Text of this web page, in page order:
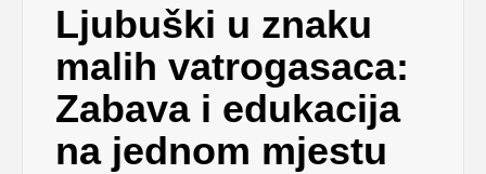
Ljubuški u znaku
malih vatrogasaca:
Zabava i edukacija
na jednom mjestu